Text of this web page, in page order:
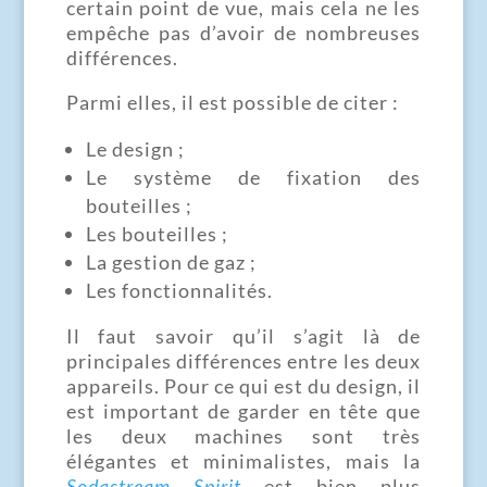
certain point de vue, mais cela ne les
empêche pas d’avoir de nombreuses
différences.
Parmi elles, il est possible de citer :
Le design ;
Le système de fixation des
bouteilles ;
Les bouteilles ;
La gestion de gaz ;
Les fonctionnalités.
Il faut savoir qu’il s’agit là de
principales différences entre les deux
appareils. Pour ce qui est du design, il
est important de garder en tête que
les deux machines sont très
élégantes et minimalistes, mais la